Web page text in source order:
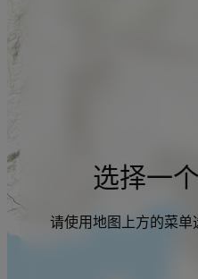
选择一
请使用地图上方的菜单